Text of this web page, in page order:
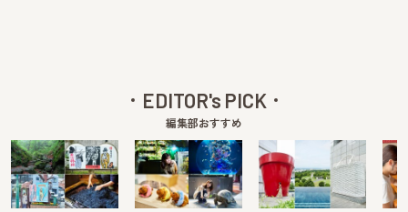
EDITOR's PICK
編集部おすすめ